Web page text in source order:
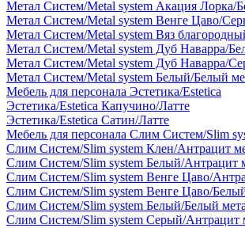
Метал Систем/Metal system Акация Лорка/
Метал Систем/Metal system Венге Цаво/
Метал Систем/Metal system Вяз
Метал Систем/Metal system Дуб Наварра/
Метал Систем/Metal system Дуб Наварра/
Метал Систем/Metal system Белый/Белый
Мебель для персонала Эстетика/Estetica
Эстетика/Estetica Капучино/Латте
Эстетика/Estetica Сатин/Латте
Мебель для персонала Слим Систем/Slim
Слим Систем/Slim system Клен/Антрацит
Слим Систем/Slim system Белый/Антрацит
Слим Систем/Slim system Венге Цаво/
Слим Систем/Slim system Венге Цаво/
Слим Систем/Slim system Белый/Белый
Слим Систем/Slim system Серый/Антрацит